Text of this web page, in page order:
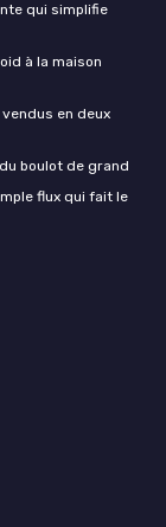
qui simplifie
à la maison
en deux
boulot de grand
flux qui fait le